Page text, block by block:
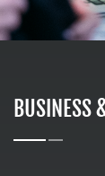
BUSINESS